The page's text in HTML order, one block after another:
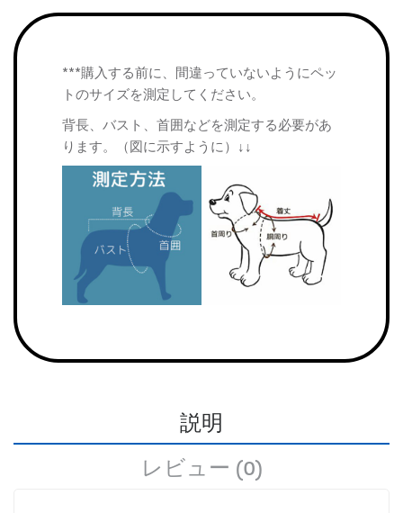
***購入する前に、間違っていないようにペッ
トのサイズを測定してください。
背長、バスト、首囲などを測定する必要があ
ります。（図に示すように）↓↓
説明
レビュー (0)